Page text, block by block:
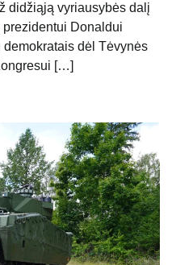
didžiąją vyriausybės dalį
Donaldui
dėl Tėvynės
[…]